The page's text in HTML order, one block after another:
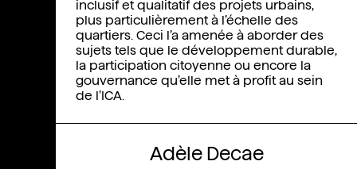
inclusif et qualitatif des projets urbains,
plus particulièrement à l’échelle des
quartiers. Ceci l’a amenée à aborder des
sujets tels que le développement durable,
la participation citoyenne ou encore la
gouvernance qu’elle met à profit au sein
de l’ICA.
Adèle Decae